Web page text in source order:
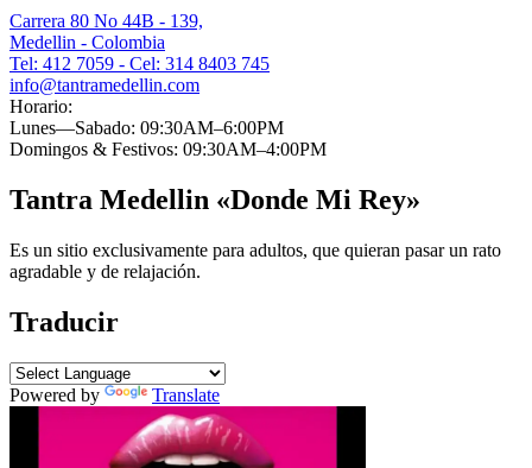
Carrera 80 No 44B - 139,
Medellin - Colombia
Tel: 412 7059 - Cel: 314 8403 745
info@tantramedellin.com
Horario:
Lunes—Sabado: 09:30AM–6:00PM
Domingos & Festivos: 09:30AM–4:00PM
Tantra Medellin «Donde Mi Rey»
Es un sitio exclusivamente para adultos, que quieran pasar un rato
agradable y de relajación.
Traducir
Powered by Translate